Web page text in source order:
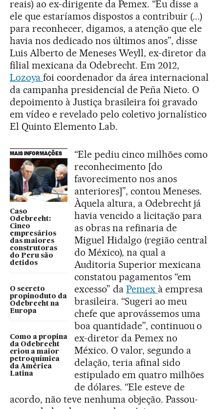
reais) ao ex-dirigente da Pemex. “Eu disse a
ele que estaríamos dispostos a contribuir (...)
para reconhecer, digamos, a atenção que ele
havia nos dedicado nos últimos anos”, disse
Luis Alberto de Meneses Weyll, ex-diretor da
filial mexicana da Odebrecht. Em 2012,
Lozoya foi coordenador da área internacional
da campanha presidencial de Peña Nieto. O
depoimento à Justiça brasileira foi gravado
em vídeo e revelado pelo coletivo jornalístico
El Quinto Elemento Lab.
MAIS INFORMAÇÕES
Caso
Odebrecht:
Cinco
empresários
das maiores
construtoras
do Peru são
detidos
O secreto
propinoduto da
Odebrecht na
Europa
Como a propina
da Odebrecht
criou a maior
petroquímica
da América
Latina
“Ele pediu cinco milhões como
reconhecimento [do
favorecimento nos anos
anteriores]”, contou Meneses.
Àquela altura, a Odebrecht já
havia vencido a licitação para
as obras na refinaria de
Miguel Hidalgo (região central
do México), na qual a
Auditoria Superior mexicana
constatou pagamentos “em
excesso” da Pemex à empresa
brasileira. “Sugeri ao meu
chefe que aprovássemos uma
boa quantidade”, continuou o
ex-diretor da Pemex no
México. O valor, segundo a
delação, teria afinal sido
estipulado em quatro milhões
de dólares. “Ele esteve de
acordo, não teve nenhuma objeção. Passou-